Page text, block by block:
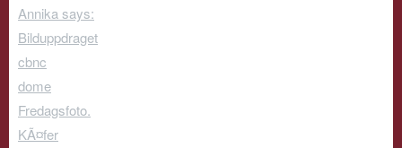
Annika says:
Bilduppdraget
cbnc
dome
Fredagsfoto.
KÃ¤fer